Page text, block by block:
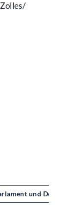
und